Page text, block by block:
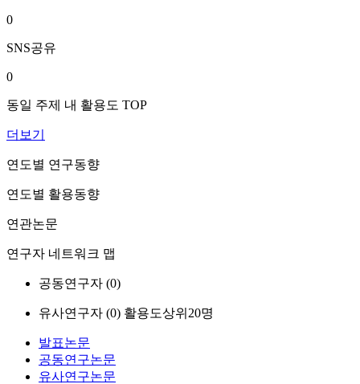
0
SNS공유
0
동일 주제 내 활용도 TOP
더보기
연도별 연구동향
연도별 활용동향
연관논문
연구자 네트워크 맵
공동연구자 (0)
유사연구자 (0) 활용도상위20명
발표논문
공동연구논문
유사연구논문